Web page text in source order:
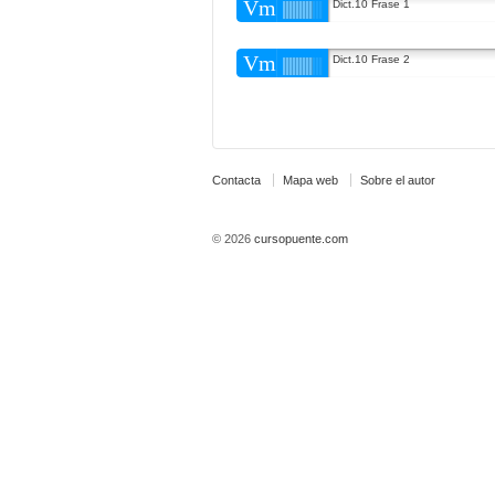
Vm Dict.10 Frase 1
Vm Dict.10 Frase 2
Contacta Mapa web Sobre el autor
© 2026 cursopuente.com